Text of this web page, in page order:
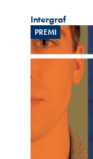
Intergraf
PREMI